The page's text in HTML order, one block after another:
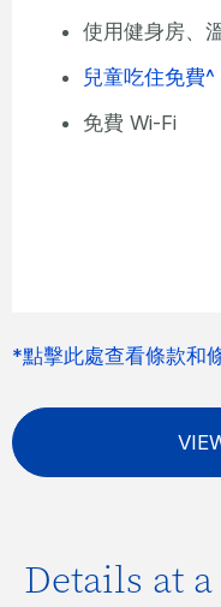
使用健身房、
兒童吃住免費^
免費 Wi-Fi
*點擊此處查看條款和
Details at